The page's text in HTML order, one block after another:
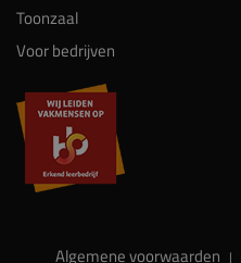
Toonzaal
Voor bedrijven
Algemene voorwaarden |